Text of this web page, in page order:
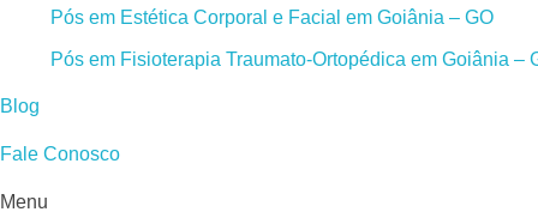
Pós em Estética Corporal e Facial em Goiânia – GO
Pós em Fisioterapia Traumato-Ortopédica em Goiânia –
Blog
Fale Conosco
Menu